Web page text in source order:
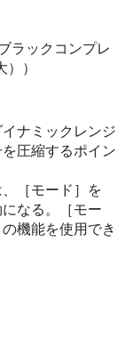
ラックコンプレ
）
ナミックレンジ
圧縮するポイン
［モード］
を
なる。
［モー
の機能を使用でき